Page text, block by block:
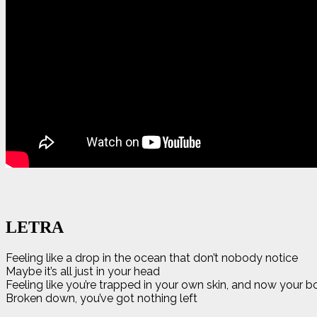
LETRA
Feeling like a drop in the ocean that don’t nobody notice
Maybe it’s all just in your head
Feeling like you’re trapped in your own skin, and now your
Broken down, you’ve got nothing left